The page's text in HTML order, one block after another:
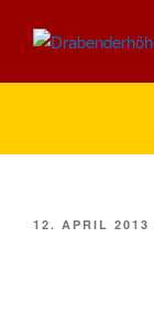
Inhalt
12. APRIL 2013